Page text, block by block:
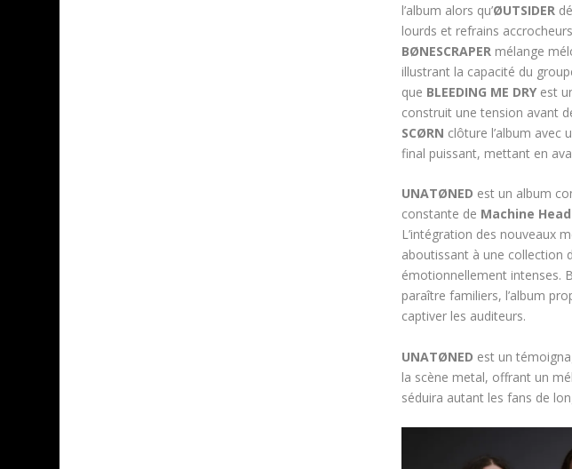
l’album alors qu’ØUTSIDER
lourds et refrains
BØNESCRAPERmélange
illustrant la capacité du
que BLEEDING ME DRYest
construit une tension avant
SCØRN clôture l’album avec
final puissant, mettant en
UNATØNED est un album
constante de Machine Head
L’intégration des nouveaux
aboutissant à une collection
émotionnellement intenses.
paraître familiers, l’album
captiver les auditeurs.
UNATØNED est un
la scène metal, offrant un
séduira autant les fans de